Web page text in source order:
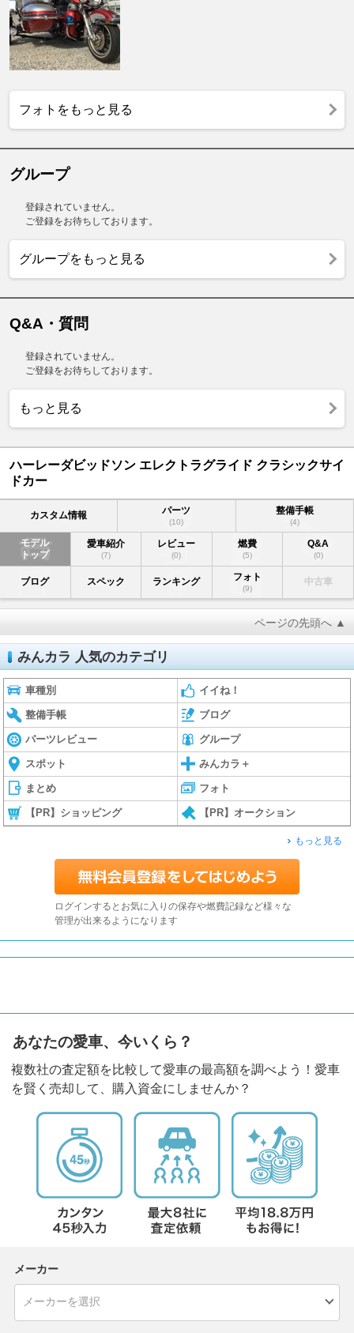
フォトをもっと見る
グループ
登録されていません。
ご登録をお待ちしております。
グループをもっと見る
Q&A・質問
登録されていません。
ご登録をお待ちしております。
もっと見る
ハーレーダビッドソン エレクトラグライド クラシックサイ
ドカー
カスタム情報 パーツ
(10)
整備手帳
(4)
モデル
トップ
愛車紹介
(7)
レビュー
(0)
燃費
(5)
Q&A
(0)
ブログ スペック ランキング フォト
(9)
中古車
ページの先頭へ ▲
みんカラ 人気のカテゴリ
車種別 イイね！
整備手帳 ブログ
パーツレビュー グループ
スポット みんカラ＋
まとめ フォト
【PR】ショッピング 【PR】オークション
もっと見る
ログインするとお気に入りの保存や燃費記録など様々な
管理が出来るようになります
あなたの愛車、今いくら？
複数社の査定額を比較して愛車の最高額を調べよう！愛車
を賢く売却して、購入資金にしませんか？
メーカー